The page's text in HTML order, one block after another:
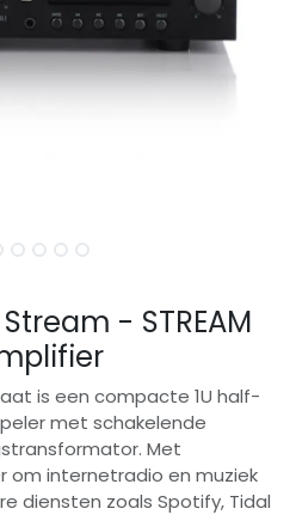
- STREAM
is een compacte 1U half-
met schakelende
Met
om internetradio en muziek
diensten zoals Spotify, Tidal